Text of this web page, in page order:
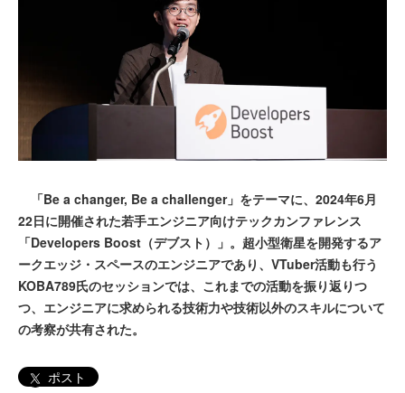
「Be a changer, Be a challenger」をテーマに、2024年6月
22日に開催された若手エンジニア向けテックカンファレンス
「Developers Boost（デブスト）」。超小型衛星を開発するア
ークエッジ・スペースのエンジニアであり、VTuber活動も行う
KOBA789氏のセッションでは、これまでの活動を振り返りつ
つ、エンジニアに求められる技術力や技術以外のスキルについて
の考察が共有された。
ポスト